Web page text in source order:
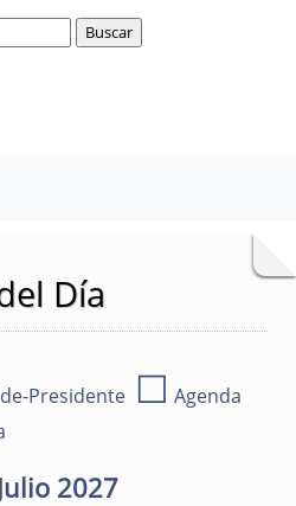
Día
Presidente ☐ Agenda
Julio 2027